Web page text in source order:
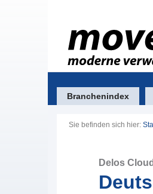
Branchenindex
Sie befinden sich hier:
Delos Cloud